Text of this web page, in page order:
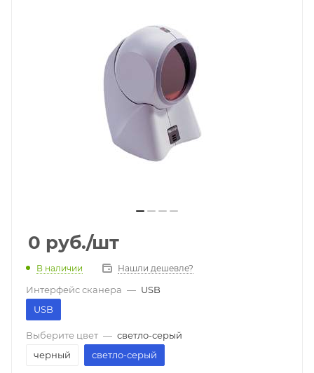
0 руб./шт
В наличии Нашли дешевле?
Интерфейс сканера — USB
USB
Выберите цвет — светло-серый
черный
светло-серый